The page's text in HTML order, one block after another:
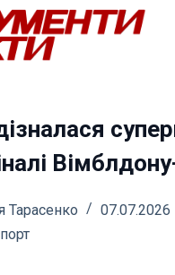
Тарасенко
07.07.2026